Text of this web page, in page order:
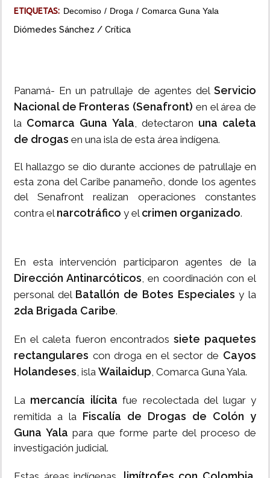
ETIQUETAS: Decomiso Droga Comarca Guna Yala
Diómedes Sánchez / Crítica
Panamá- En un patrullaje de agentes del Servicio
Nacional de Fronteras (Senafront) en el área de
la Comarca Guna Yala, detectaron una caleta
de drogas en una isla de esta área indígena.
El hallazgo se dio durante acciones de patrullaje en
esta zona del Caribe panameño, donde los agentes
del Senafront realizan operaciones constantes
contra el narcotráfico y el crimen organizado.
En esta intervención participaron agentes de la
Dirección Antinarcóticos, en coordinación con el
personal del Batallón de Botes Especiales y la
2da Brigada Caribe.
En el caleta fueron encontrados siete paquetes
rectangulares con droga en el sector de Cayos
Holandeses, isla Wailaidup, Comarca Guna Yala.
La mercancía ilícita fue recolectada del lugar y
remitida a la Fiscalía de Drogas de Colón y
Guna Yala para que forme parte del proceso de
investigación judicial.